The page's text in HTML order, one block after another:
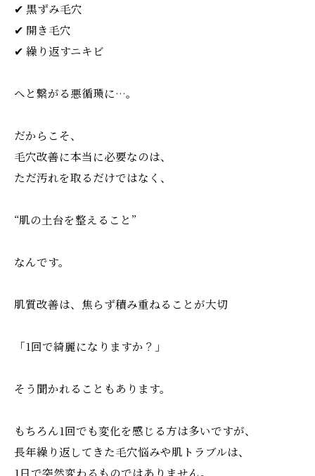
✔ 黒ずみ毛穴
✔ 開き毛穴
✔ 繰り返すニキビ
へと繋がる悪循環に…。
だからこそ、
毛穴改善に本当に必要なのは、
ただ汚れを取るだけではなく、
“肌の土台を整えること”
なんです。
肌質改善は、焦らず積み重ねることが大切
「1回で綺麗になりますか？」
そう聞かれることもあります。
もちろん1回でも変化を感じる方は多いですが、
長年繰り返してきた毛穴悩みや肌トラブルは、
1日で突然変わるものではありません。